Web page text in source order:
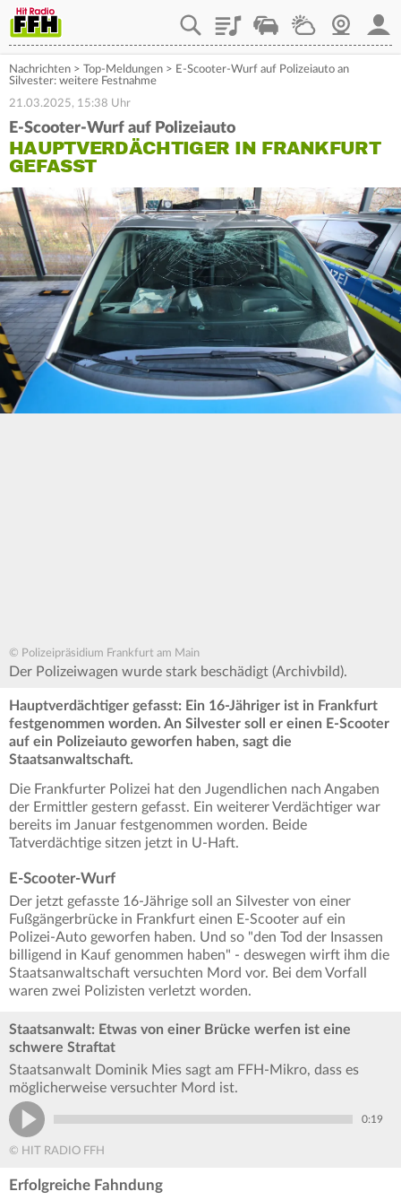
PlaylistStaupilotWetterWebcam
Nachrichten > Top-Meldungen > E-Scooter-Wurf auf Polizeiauto an
Silvester: weitere Festnahme
21.03.2025, 15:38 Uhr
E-Scooter-Wurf auf Polizeiauto
HAUPTVERDÄCHTIGER IN FRANKFURT
GEFASST
© Polizeipräsidium Frankfurt am Main
Der Polizeiwagen wurde stark beschädigt (Archivbild).
Hauptverdächtiger gefasst: Ein 16-Jähriger ist in Frankfurt
festgenommen worden. An Silvester soll er einen E-Scooter
auf ein Polizeiauto geworfen haben, sagt die
Staatsanwaltschaft.
Die Frankfurter Polizei hat den Jugendlichen nach Angaben
der Ermittler gestern gefasst. Ein weiterer Verdächtiger war
bereits im Januar festgenommen worden. Beide
Tatverdächtige sitzen jetzt in U-Haft.
E-Scooter-Wurf
Der jetzt gefasste 16-Jährige soll an Silvester von einer
Fußgängerbrücke in Frankfurt einen E-Scooter auf ein
Polizei-Auto geworfen haben. Und so "den Tod der Insassen
billigend in Kauf genommen haben" - deswegen wirft ihm die
Staatsanwaltschaft versuchten Mord vor. Bei dem Vorfall
waren zwei Polizisten verletzt worden.
Staatsanwalt: Etwas von einer Brücke werfen ist eine
schwere Straftat
Staatsanwalt Dominik Mies sagt am FFH-Mikro, dass es
möglicherweise versuchter Mord ist.
0:19
© HIT RADIO FFH
Erfolgreiche Fahndung